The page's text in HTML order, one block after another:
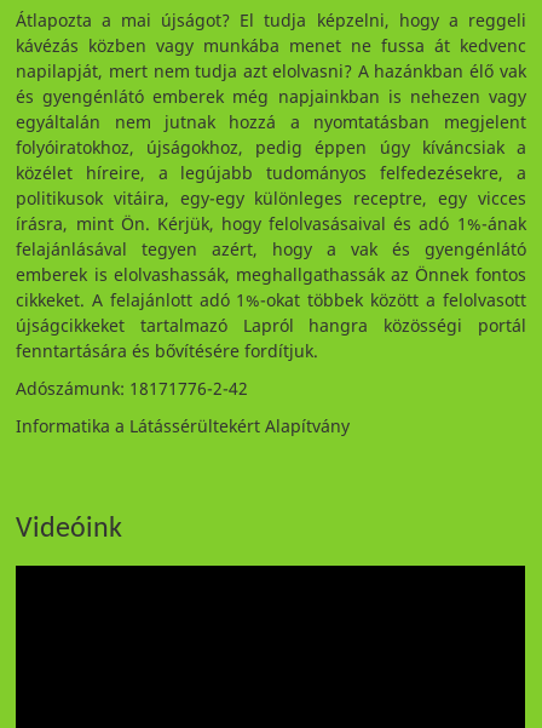
Átlapozta a mai újságot? El tudja képzelni, hogy a reggeli
kávézás közben vagy munkába menet ne fussa át kedvenc
napilapját, mert nem tudja azt elolvasni? A hazánkban élő vak
és gyengénlátó emberek még napjainkban is nehezen vagy
egyáltalán nem jutnak hozzá a nyomtatásban megjelent
folyóiratokhoz, újságokhoz, pedig éppen úgy kíváncsiak a
közélet híreire, a legújabb tudományos felfedezésekre, a
politikusok vitáira, egy-egy különleges receptre, egy vicces
írásra, mint Ön. Kérjük, hogy felolvasásaival és adó 1%-ának
felajánlásával tegyen azért, hogy a vak és gyengénlátó
emberek is elolvashassák, meghallgathassák az Önnek fontos
cikkeket. A felajánlott adó 1%-okat többek között a felolvasott
újságcikkeket tartalmazó Lapról hangra közösségi portál
fenntartására és bővítésére fordítjuk.
Adószámunk: 18171776-2-42
Informatika a Látássérültekért Alapítvány
Videóink